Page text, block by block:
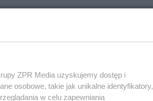
Pod Zaporą w
ZPR Media uzyskujemy dostęp i
osobowe, takie jak unikalne identyfikatory,
w celu zapewniania